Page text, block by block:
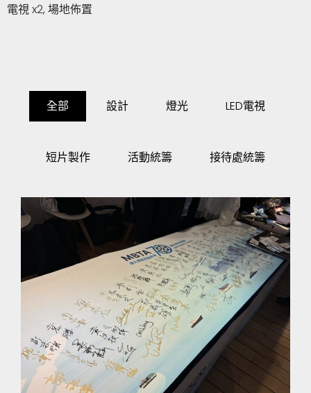
電視 x2, 場地佈置
全部 設計 燈光 LED電視
短片製作 活動統籌 接待處統籌